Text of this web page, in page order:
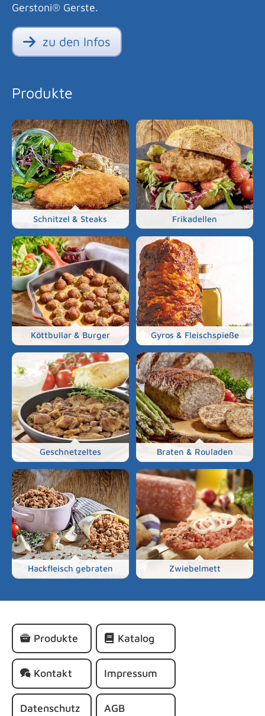
Gerstoni® Gerste.
zu den Infos
Produkte
Schnitzel & Steaks Frikadellen
Köttbullar & Burger Gyros & Fleischspieße
Geschnetzeltes Braten & Rouladen
Hackfleisch gebraten Zwiebelmett
Produkte Katalog
Kontakt Impressum
Datenschutz AGB